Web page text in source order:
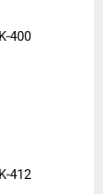
400
412